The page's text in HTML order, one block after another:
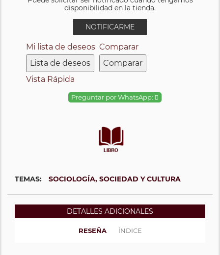
disponibilidad en la tienda.
NOTIFICARME
Mi lista de deseos
Lista de deseos
Comparar
Comparar
Vista Rápida
Preguntar por WhatsApp:
TEMAS: SOCIOLOGÍA, SOCIEDAD Y CULTURA
DETALLES ADICIONALES
RESEÑA ÍNDICE